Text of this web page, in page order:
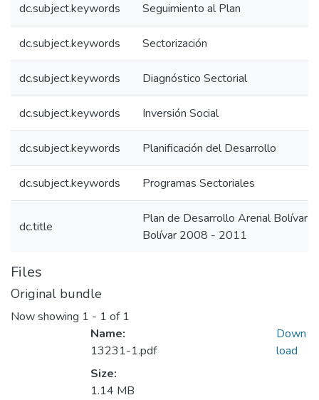
dc.subject.keywords Seguimiento al Plan
dc.subject.keywords Sectorización
dc.subject.keywords Diagnóstico Sectorial
dc.subject.keywords Inversión Social
dc.subject.keywords Planificación del Desarrollo
dc.subject.keywords Programas Sectoriales
dc.title
Plan de Desarrollo Arenal Bolívar
Bolívar 2008 - 2011
Files
Original bundle
Now showing 1 - 1 of 1
Name:
13231-1.pdf
Size:
1.14 MB
Down
load